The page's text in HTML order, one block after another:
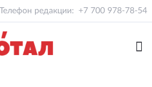
Телефон редакции: +7 700 978-78-54